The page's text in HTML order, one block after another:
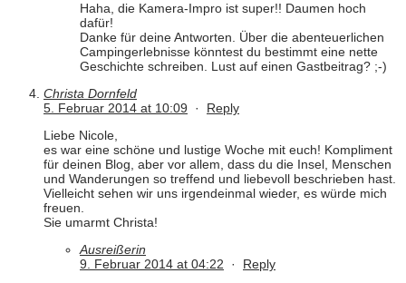
Haha, die Kamera-Impro ist super!! Daumen hoch
dafür!
Danke für deine Antworten. Über die abenteuerlichen
Campingerlebnisse könntest du bestimmt eine nette
Geschichte schreiben. Lust auf einen Gastbeitrag? ;-)
Christa Dornfeld
5. Februar 2014 at 10:09 · Reply
Liebe Nicole,
es war eine schöne und lustige Woche mit euch! Kompliment
für deinen Blog, aber vor allem, dass du die Insel, Menschen
und Wanderungen so treffend und liebevoll beschrieben hast.
Vielleicht sehen wir uns irgendeinmal wieder, es würde mich
freuen.
Sie umarmt Christa!
Ausreißerin
9. Februar 2014 at 04:22 · Reply